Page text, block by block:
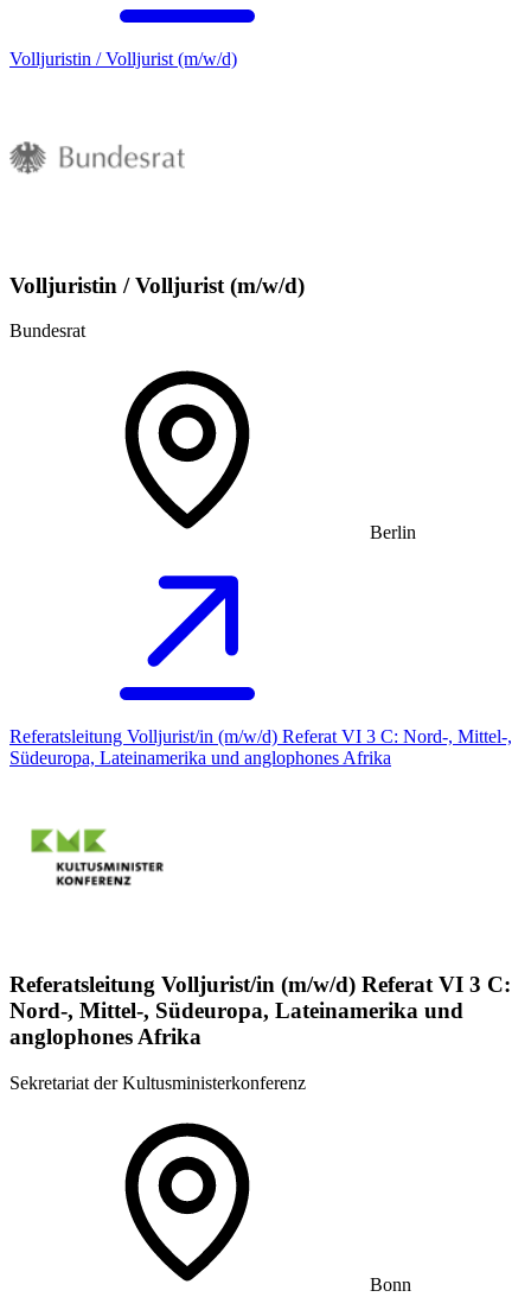
Volljuristin / Volljurist (m/w/d)
Volljuristin / Volljurist (m/w/d)
Bundesrat
Berlin
Referatsleitung Volljurist/in (m/w/d) Referat VI 3 C: Nord-, Mittel-,
Südeuropa, Lateinamerika und anglophones Afrika
Referatsleitung Volljurist/in (m/w/d) Referat VI 3 C:
Nord-, Mittel-, Südeuropa, Lateinamerika und
anglophones Afrika
Sekretariat der Kultusministerkonferenz
Bonn